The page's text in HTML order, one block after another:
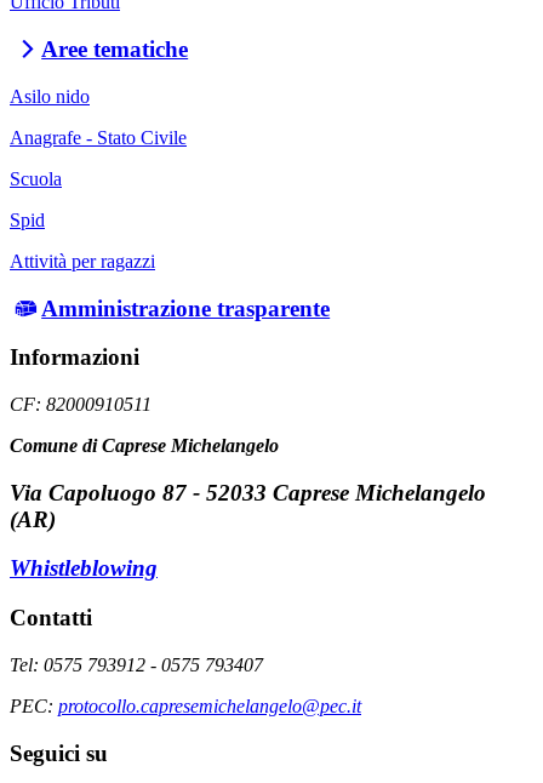
Aree tematiche
Asilo nido
Anagrafe - Stato Civile
Scuola
Spid
Attività per ragazzi
Amministrazione trasparente
Informazioni
CF: 82000910511
Comune di Caprese Michelangelo
Via Capoluogo 87 - 52033 Caprese Michelangelo
(AR)
Whistleblowing
Contatti
Tel: 0575 793912 - 0575 793407
PEC: protocollo.capresemichelangelo@pec.it
Seguici su